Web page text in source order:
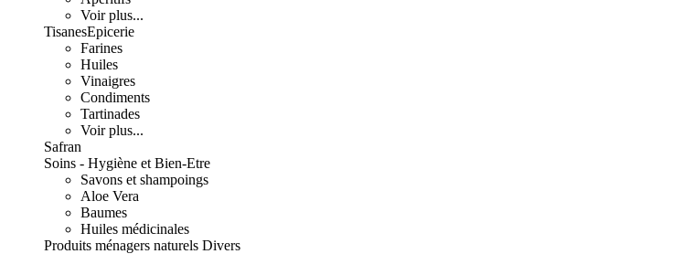
Voir plus...
TisanesEpicerie
Farines
Huiles
Vinaigres
Condiments
Tartinades
Voir plus...
Safran
Soins - Hygiène et Bien-Etre
Savons et shampoings
Aloe Vera
Baumes
Huiles médicinales
Produits ménagers naturels Divers